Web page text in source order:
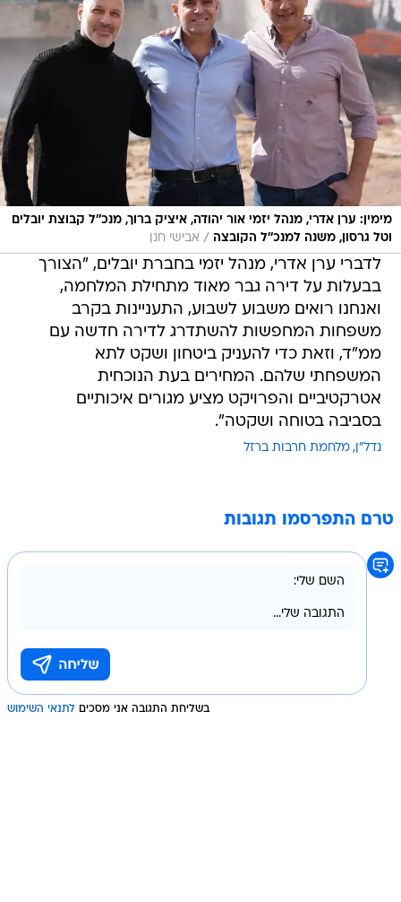
מימין: ערן אדרי, מנהל יזמי אור יהודה, איציק ברוך, מנכ''ל קבוצת יובלים
וטל גרסון, משנה למנכ''ל הקובצה / אבישי חנן
לדברי ערן אדרי, מנהל יזמי בחברת יובלים, "הצורך
בבעלות על דירה גבר מאוד מתחילת המלחמה,
ואנחנו רואים משבוע לשבוע, התעניינות בקרב
משפחות המחפשות להשתדרג לדירה חדשה עם
ממ"ד, וזאת כדי להעניק ביטחון ושקט לתא
המשפחתי שלהם. המחירים בעת הנוכחית
אטרקטיביים והפרויקט מציע מגורים איכותיים
בסביבה בטוחה ושקטה".
נדל"ן מלחמת חרבות ברזל
טרם התפרסמו תגובות
בשליחת התגובה אני מסכים לתנאי השימוש